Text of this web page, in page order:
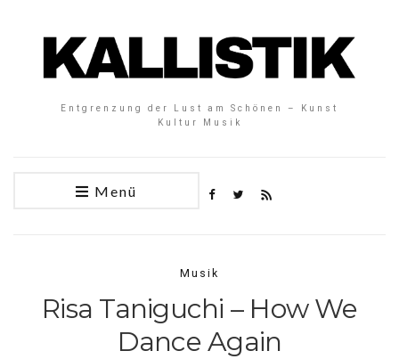
Entgrenzung der Lust am Schönen – Kunst
Kultur Musik
Menü
Musik
Risa Taniguchi – How We
Dance Again